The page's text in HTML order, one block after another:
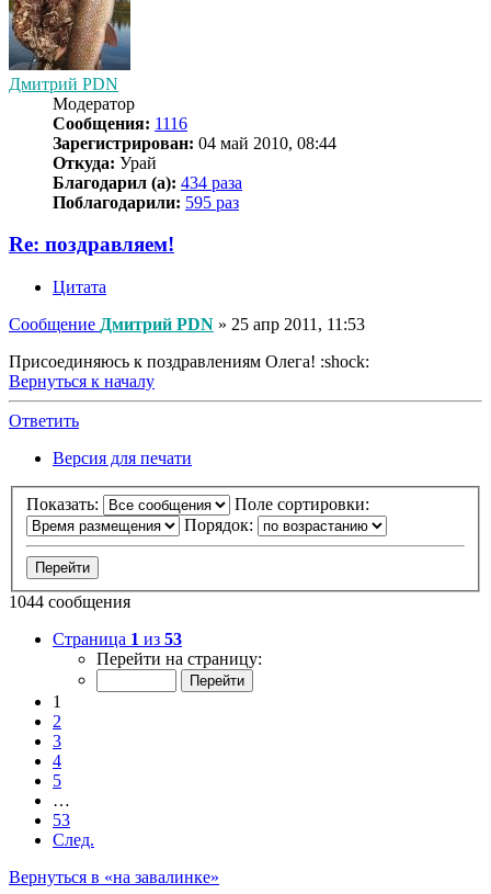
Дмитрий PDN
Модератор
Сообщения: 1116
Зарегистрирован: 04 май 2010, 08:44
Откуда: Урай
Благодарил (а): 434 раза
Поблагодарили: 595 раз
Re: поздравляем!
Цитата
Сообщение Дмитрий PDN » 25 апр 2011, 11:53
Присоединяюсь к поздравлениям Олега! :shock:
Вернуться к началу
Ответить
Версия для печати
Показать:
Поле сортировки:
Порядок:
1044 сообщения
Страница 1 из 53
Перейти на страницу:
1
2
3
4
5
…
53
След.
Вернуться в «на завалинке»